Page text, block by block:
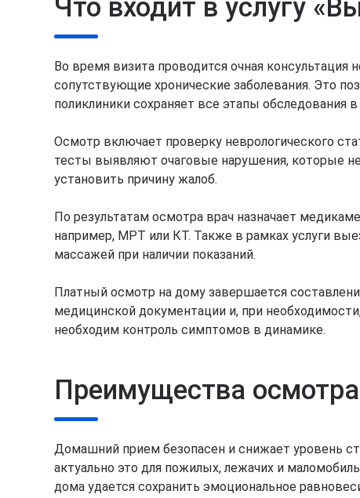
Что входит в услугу
Во время визита проводится очная
сопутствующие хронические заболевания. Это
поликлиники сохраняет все этапы обследования
Осмотр включает проверку неврологического
тесты выявляют очаговые нарушения, которые
установить причину жалоб.
По результатам осмотра врач назначает
например, МРТ или КТ. Также в рамках услуги
массажей при наличии показаний.
Платный осмотр на дому завершается
медицинской документации и, при
необходим контроль симптомов в динамике.
Преимущества
Домашний прием безопасен и снижает уровень
актуально это для пожилых, лежачих и
дома удается сохранить эмоциональное